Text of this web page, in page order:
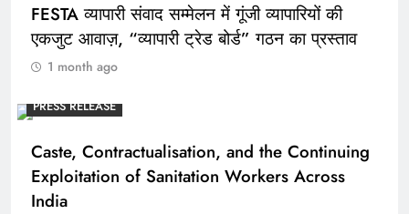
FESTA व्यापारी संवाद सम्मेलन में गूंजी व्यापारियों की
एकजुट आवाज़, “व्यापारी ट्रेड बोर्ड” गठन का प्रस्ताव
1 month ago
PRESS RELEASE
Caste, Contractualisation, and the Continuing
Exploitation of Sanitation Workers Across
India